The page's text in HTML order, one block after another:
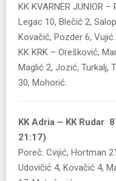
KK KVARNER JUNIOR
Legac 10, Blečić 2,
Kovačić, Pozder 6, Vujić.
KK KRK – Orešković,
Maglić 2, Jozić, Turkalj,
30, Mohorić.
KK Adria – KK Rudar
21:17)
Poreč: Cvijić, Hortman
Udovičić 4, Kovačić 4,